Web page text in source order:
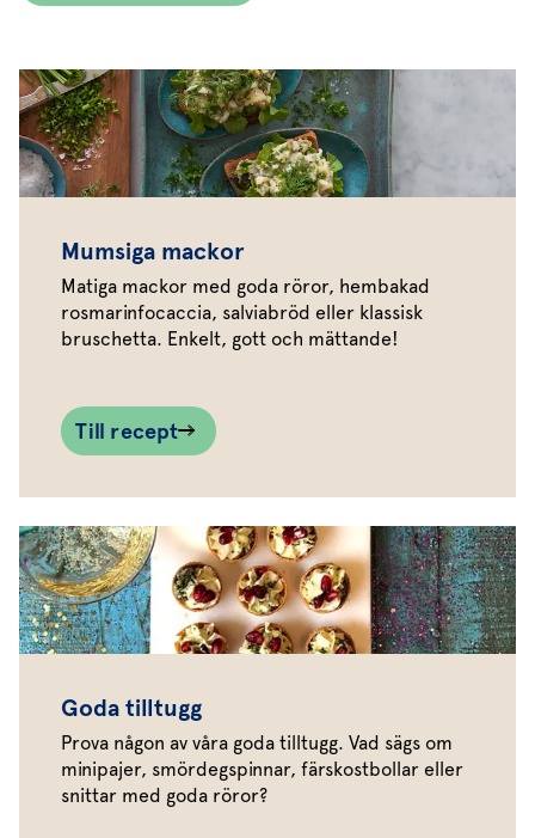
Mumsiga mackor
Matiga mackor med goda röror, hembakad
rosmarinfocaccia, salviabröd eller klassisk
bruschetta. Enkelt, gott och mättande!
Till recept
Goda tilltugg
Prova någon av våra goda tilltugg. Vad sägs om
minipajer, smördegspinnar, färskostbollar eller
snittar med goda röror?